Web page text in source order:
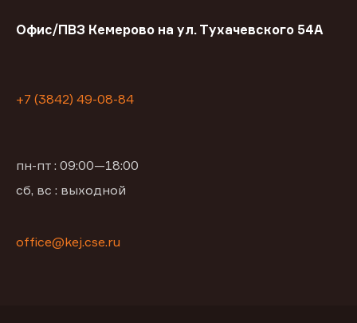
Офис/ПВЗ Кемерово на ул. Тухачевского 54А
+7 (3842) 49-08-84
пн-пт : 09:00—18:00
сб, вс : выходной
office@kej.cse.ru